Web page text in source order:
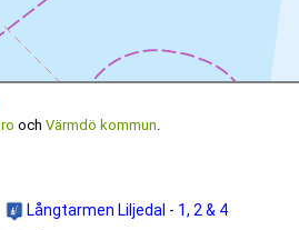
och Värmdö kommun.
Långtarmen Liljedal - 1, 2 & 4